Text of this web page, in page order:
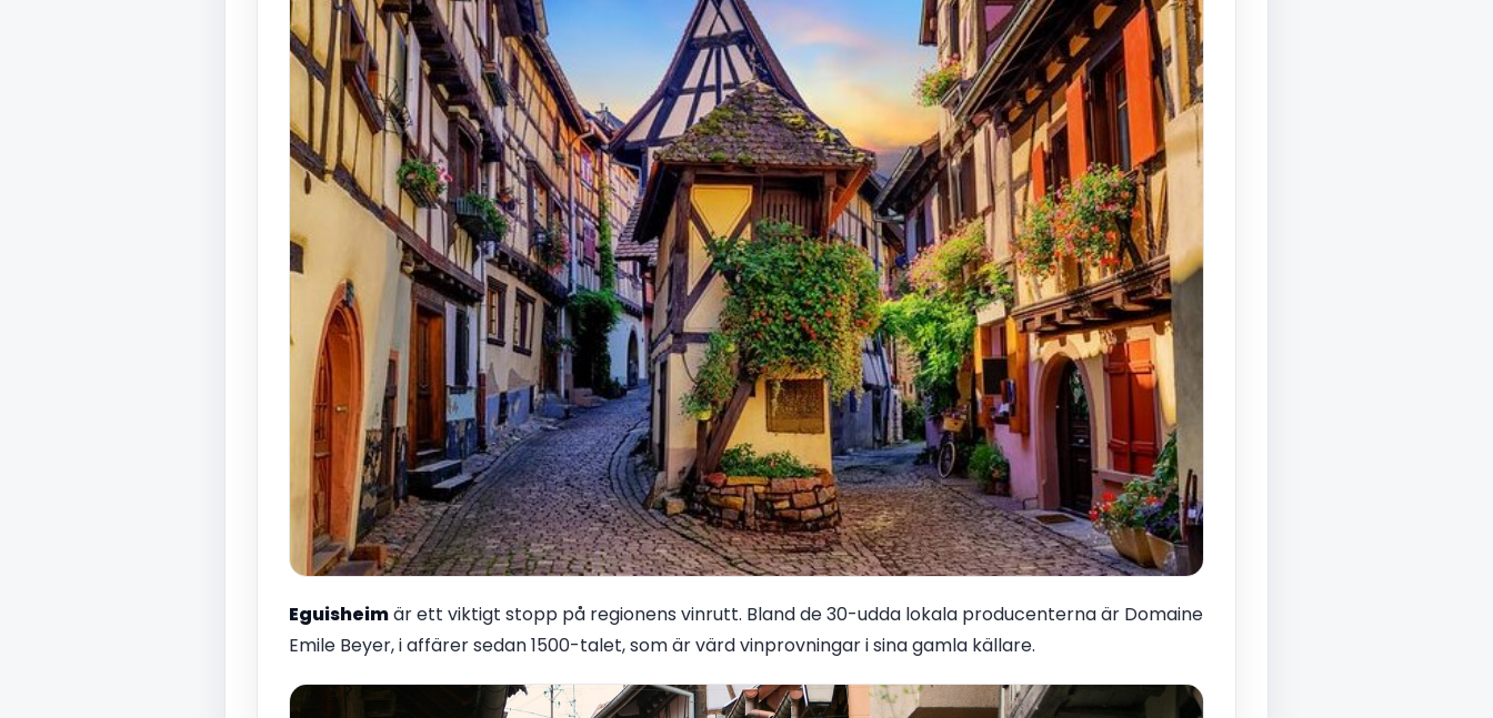
Eguisheimär ett viktigt stopp på regionens vinrutt. Bland de 30-udda lokala producenterna är Domaine
Emile Beyer, i affärer sedan 1500-talet, som är värd vinprovningar i sina gamla källare.